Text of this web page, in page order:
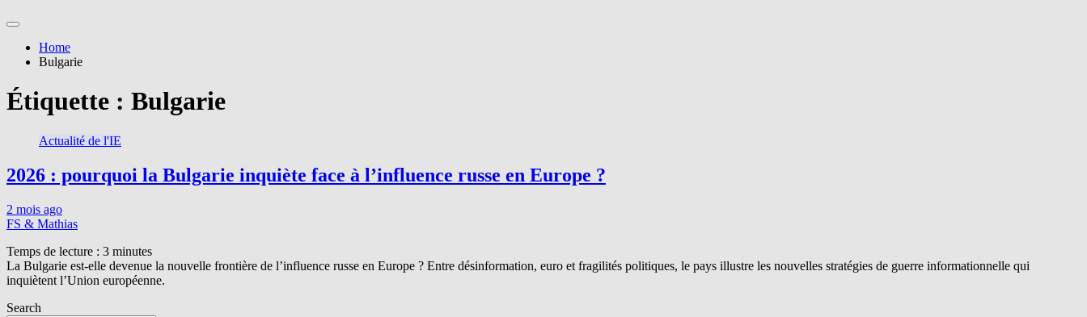
Home
Bulgarie
Étiquette : Bulgarie
Actualité de l'IE
2026 : pourquoi la Bulgarie inquiète face à l’influence russe en Europe ?
2 mois ago
FS & Mathias
Temps de lecture : 3 minutes
La Bulgarie est-elle devenue la nouvelle frontière de l’influence russe en Europe ? Entre désinformation, euro et fragilités politiques, le pays illustre les nouvelles stratégies de guerre informationnelle qui
inquiètent l’Union européenne.
Search